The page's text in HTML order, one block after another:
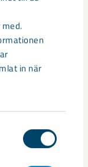
in när